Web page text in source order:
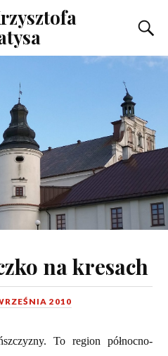
na kresach
2010
To region północno-